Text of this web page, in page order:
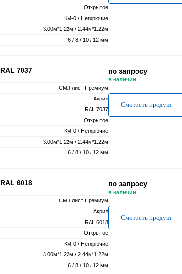
Открытое
КМ-0 / Негорючие
3.00м*1.22м / 2.44м*1.22м
6 / 8 / 10 / 12 мм
7037
СМЛ лист Премиум
Акрил
RAL 7037
Открытое
КМ-0 / Негорючие
3.00м*1.22м / 2.44м*1.22м
6 / 8 / 10 / 12 мм
по запросу
в наличии
Смотреть продукт
6018
СМЛ лист Премиум
Акрил
RAL 6018
Открытое
КМ-0 / Негорючие
3.00м*1.22м / 2.44м*1.22м
6 / 8 / 10 / 12 мм
по запросу
в наличии
Смотреть продукт